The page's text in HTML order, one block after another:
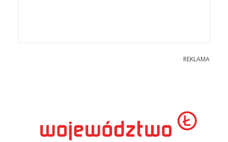
REKLAMA